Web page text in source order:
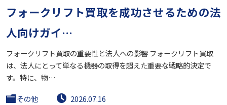
フォークリフト買取を成功させるための法
人向けガイ…
フォークリフト買取の重要性と法人への影響 フォークリフト買取
は、法人にとって単なる機器の取得を超えた重要な戦略的決定で
す。特に、物…
その他
2026.07.16